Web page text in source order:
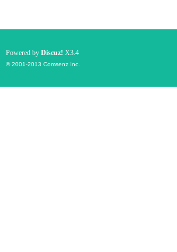
Powered by Discuz! X3.4
© 2001-2013 Comsenz Inc.